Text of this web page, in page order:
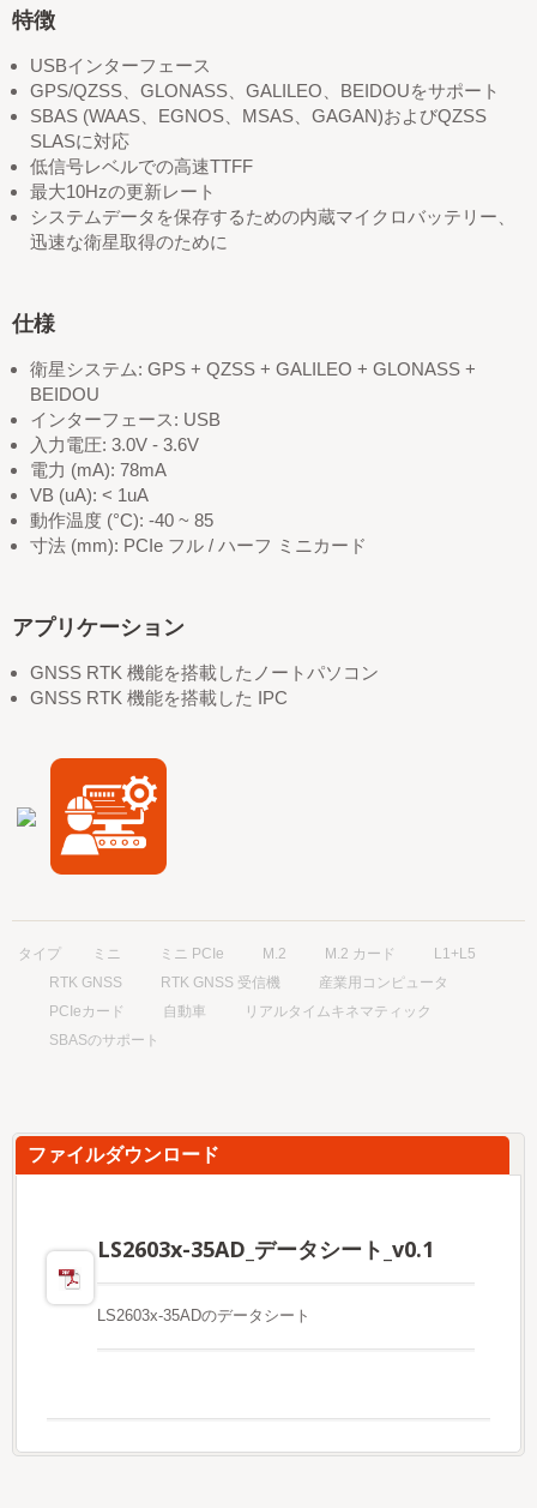
特徴
USBインターフェース
GPS/QZSS、GLONASS、GALILEO、BEIDOUをサポート
SBAS (WAAS、EGNOS、MSAS、GAGAN)およびQZSS
SLASに対応
低信号レベルでの高速TTFF
最大10Hzの更新レート
システムデータを保存するための内蔵マイクロバッテリー、
迅速な衛星取得のために
仕様
衛星システム: GPS + QZSS + GALILEO + GLONASS +
BEIDOU
インターフェース: USB
入力電圧: 3.0V - 3.6V
電力 (mA): 78mA
VB (uA): < 1uA
動作温度 (°C): -40 ~ 85
寸法 (mm): PCIe フル / ハーフ ミニカード
アプリケーション
GNSS RTK 機能を搭載したノートパソコン
GNSS RTK 機能を搭載した IPC
タイプ ミニ ミニ PCIe M.2 M.2 カード
L1+L5
RTK GNSS
RTK GNSS 受信機
産業用コンピュータ
PCIeカード
自動車
リアルタイムキネマティック
SBASのサポート
ファイルダウンロード
LS2603x-35AD_データシート_v0.1
LS2603x-35ADのデータシート